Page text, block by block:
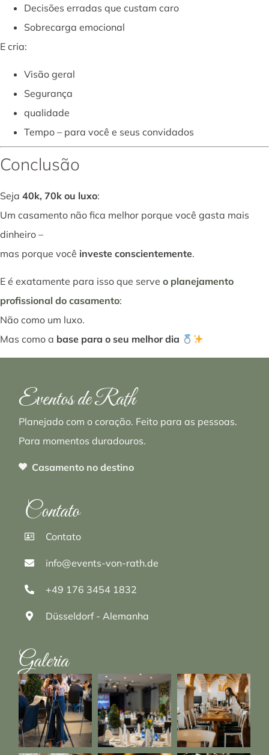
Decisões erradas que custam caro
Sobrecarga emocional
E cria:
Visão geral
Segurança
qualidade
Tempo – para você e seus convidados
Conclusão
Seja 40k, 70k ou luxo:
Um casamento não fica melhor porque você gasta mais
dinheiro –
mas porque você investe conscientemente.
E é exatamente para isso que serve o planejamento
profissional do casamento:
Não como um luxo.
Mas como a base para o seu melhor dia
Eventos de Rath
Planejado com o coração. Feito para as pessoas.
Para momentos duradouros.
Casamento no destino
Contato
Contato
info@events-von-rath.de
+49 176 3454 1832
Düsseldorf - Alemanha
Galeria